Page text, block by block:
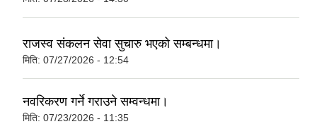
राजस्व संकलन सेवा सुचारु भएको सम्बन्धमा।
मिति: 07/27/2026 - 12:54
नवरिकरण गर्ने गराउने सम्वन्धमा।
मिति: 07/23/2026 - 11:35